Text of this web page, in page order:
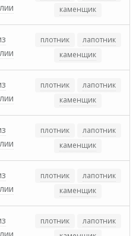
каменщик
плотник
лапотник
каменщик
плотник
лапотник
каменщик
плотник
лапотник
каменщик
плотник
лапотник
каменщик
плотник
лапотник